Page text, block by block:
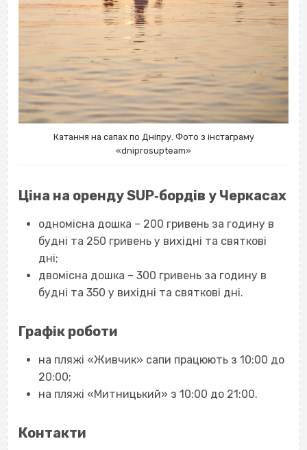
Катання на сапах по Дніпру. Фото з інстаграму
«dniprosupteam»
Ціна на оренду SUP‐бордів у Черкасах
одномісна дошка – 200 гривень за годину в
будні та 250 гривень у вихідні та святкові
дні;
двомісна дошка – 300 гривень за годину в
будні та 350 у вихідні та святкові дні.
Графік роботи
на пляжі «Живчик» сапи працюють з 10:00 до
20:00;
на пляжі «Митницький» з 10:00 до 21:00.
Контакти